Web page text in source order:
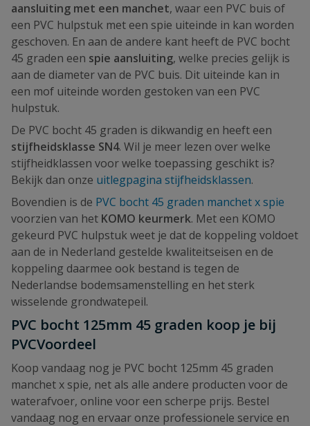
aansluiting met een manchet, waar een PVC buis of
een PVC hulpstuk met een spie uiteinde in kan worden
geschoven. En aan de andere kant heeft de PVC bocht
45 graden een spie aansluiting, welke precies gelijk is
aan de diameter van de PVC buis. Dit uiteinde kan in
een mof uiteinde worden gestoken van een PVC
hulpstuk.
De PVC bocht 45 graden is dikwandig en heeft een
stijfheidsklasse SN4. Wil je meer lezen over welke
stijfheidklassen voor welke toepassing geschikt is?
Bekijk dan onze uitlegpagina stijfheidsklassen.
Bovendien is de PVC bocht 45 graden manchet x spie
voorzien van het KOMO keurmerk. Met een KOMO
gekeurd PVC hulpstuk weet je dat de koppeling voldoet
aan de in Nederland gestelde kwaliteitseisen en de
koppeling daarmee ook bestand is tegen de
Nederlandse bodemsamenstelling en het sterk
wisselende grondwatepeil.
PVC bocht 125mm 45 graden koop je bij
PVCVoordeel
Koop vandaag nog je PVC bocht 125mm 45 graden
manchet x spie, net als alle andere producten voor de
waterafvoer, online voor een scherpe prijs. Bestel
vandaag nog en ervaar onze professionele service en